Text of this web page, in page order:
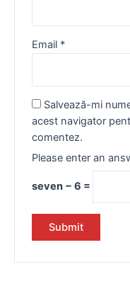
Email *
Salvează-mi
acest navigator
comentez.
Please enter an
seven − 6 =